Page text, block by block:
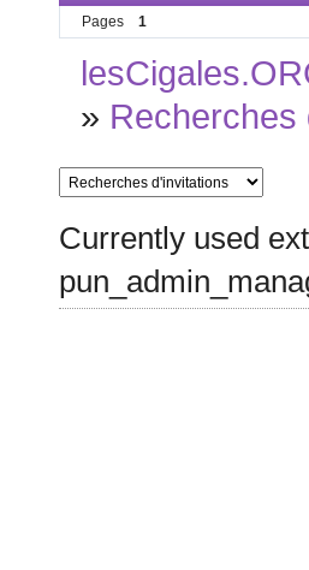
Pages 1
» Recherches
Currently used